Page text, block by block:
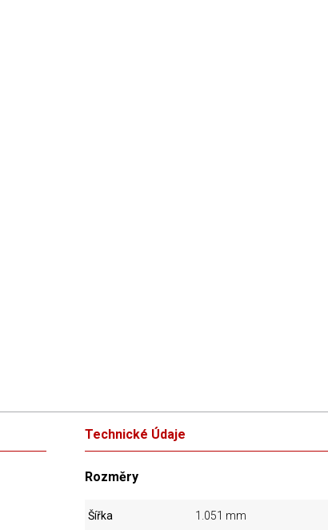
Technické Údaje
Rozměry
Šířka 1.051 mm